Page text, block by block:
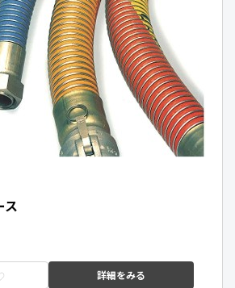
ス
詳細をみる